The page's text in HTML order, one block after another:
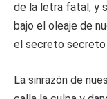
de la letra fatal, y
bajo el oleaje de
el secreto secreto
La sinrazón de